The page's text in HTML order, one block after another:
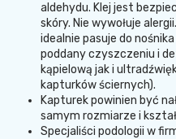
aldehydu. Klej jest
skóry. Nie wywołuje
idealnie pasuje do
poddany czyszczeniu i
kąpielową jak i
kapturków ściernych).
Kapturek powinien być
samym rozmiarze i
Specjaliści podologii w